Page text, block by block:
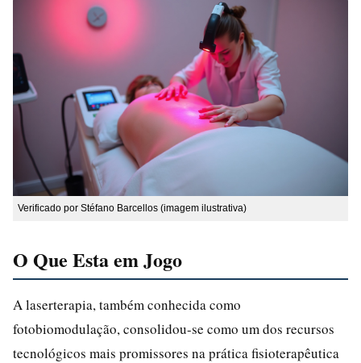
Verificado por Stéfano Barcellos (imagem ilustrativa)
O Que Esta em Jogo
A laserterapia, também conhecida como
fotobiomodulação, consolidou-se como um dos recursos
tecnológicos mais promissores na prática fisioterapêutica